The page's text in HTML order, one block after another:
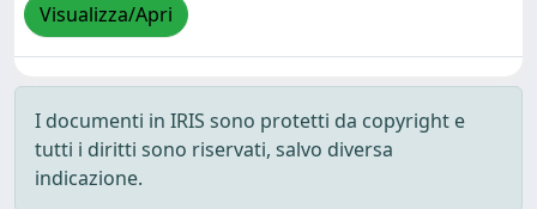
Visualizza/Apri
I documenti in IRIS sono protetti da copyright e
tutti i diritti sono riservati, salvo diversa
indicazione.